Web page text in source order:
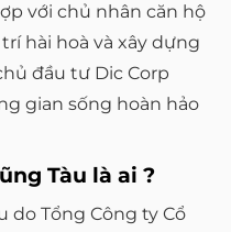
với chủ nhân căn hộ
hài hoà và xây dựng
đầu tư Dic Corp
gian sống hoàn hảo
Tàu là ai ?
do Tổng Công ty Cổ